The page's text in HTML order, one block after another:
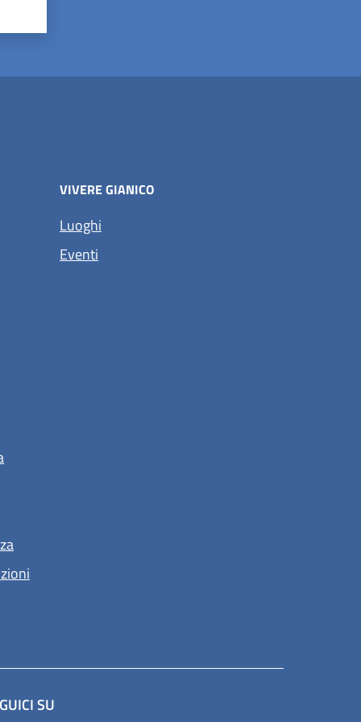
VIVERE GIANICO
Luoghi
Eventi
SU